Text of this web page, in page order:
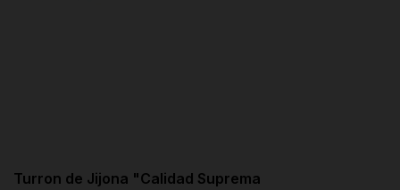
Turron de Jijona "Calidad Suprema